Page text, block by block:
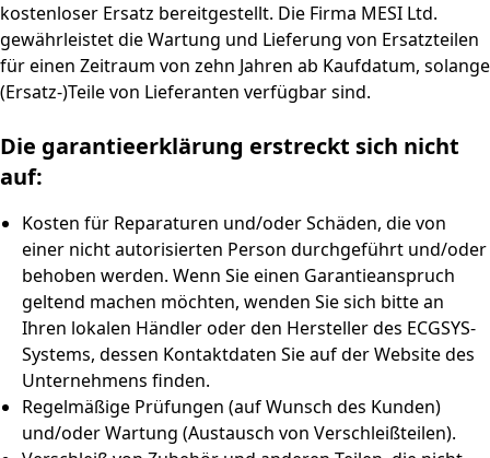
kostenloser Ersatz bereitgestellt. Die Firma MESI Ltd.
gewährleistet die Wartung und Lieferung von Ersatzteilen
für einen Zeitraum von zehn Jahren ab Kaufdatum, solange
(Ersatz-)Teile von Lieferanten verfügbar sind.
Die garantieerklärung erstreckt sich nicht
auf:
Kosten für Reparaturen und/oder Schäden, die von
einer nicht autorisierten Person durchgeführt und/oder
behoben werden. Wenn Sie einen Garantieanspruch
geltend machen möchten, wenden Sie sich bitte an
Ihren lokalen Händler oder den Hersteller des ECGSYS-
Systems, dessen Kontaktdaten Sie auf der Website des
Unternehmens finden.
Regelmäßige Prüfungen (auf Wunsch des Kunden)
und/oder Wartung (Austausch von Verschleißteilen).